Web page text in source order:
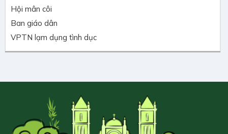
Hội mân côi
Ban giáo dân
VPTN lạm dụng tình dục